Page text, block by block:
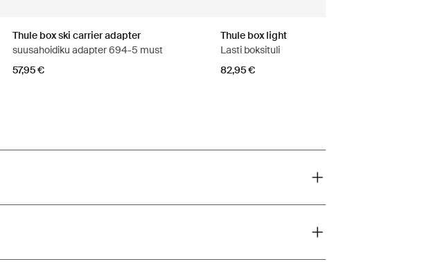
Thule box ski carrier adapter
suusahoidiku adapter 694-5 must
57,95 €
Thule box light
Lasti boksituli
82,95 €